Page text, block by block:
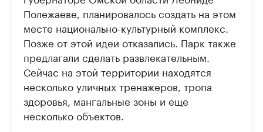
Полежаеве, планировалось создать на этом
месте национально-культурный комплекс.
Позже от этой идеи отказались. Парк также
предлагали сделать развлекательным.
Сейчас на этой территории находятся
несколько уличных тренажеров, тропа
здоровья, мангальные зоны и еще
несколько объектов.